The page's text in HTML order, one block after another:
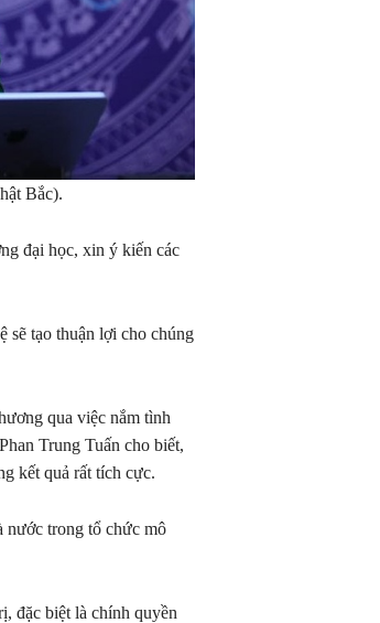
Bắc).
đại học, xin ý kiến các
sẽ tạo thuận lợi cho chúng
qua việc nắm tình
Trung Tuấn cho biết,
kết quả rất tích cực.
nước trong tổ chức mô
đặc biệt là chính quyền